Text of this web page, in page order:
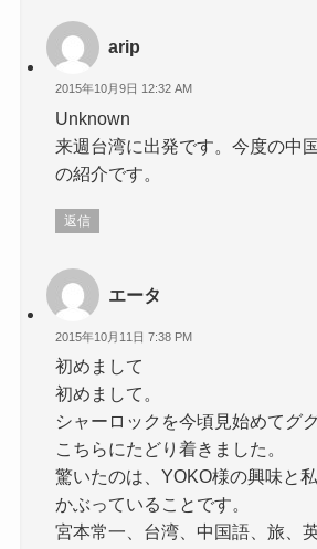
arip
2015年10月9日 12:32 AM
Unknown
来週台湾に出発です。今度の中
の紹介です。
返信
エータ
2015年10月11日 7:38 PM
初めまして
初めまして。
シャーロックを今頃見始めてグ
こちらにたどり着きました。
驚いたのは、YOKO様の興味と
かぶっていることです。
宮本常一、台湾、中国語、旅、